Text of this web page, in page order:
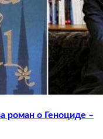
роман о Геноциде –